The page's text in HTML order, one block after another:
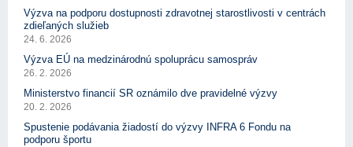
Výzva na podporu dostupnosti zdravotnej starostlivosti v centrách
zdieľaných služieb
24. 6. 2026
Výzva EÚ na medzinárodnú spoluprácu samospráv
26. 2. 2026
Ministerstvo financií SR oznámilo dve pravidelné výzvy
20. 2. 2026
Spustenie podávania žiadostí do výzvy INFRA 6 Fondu na
podporu športu